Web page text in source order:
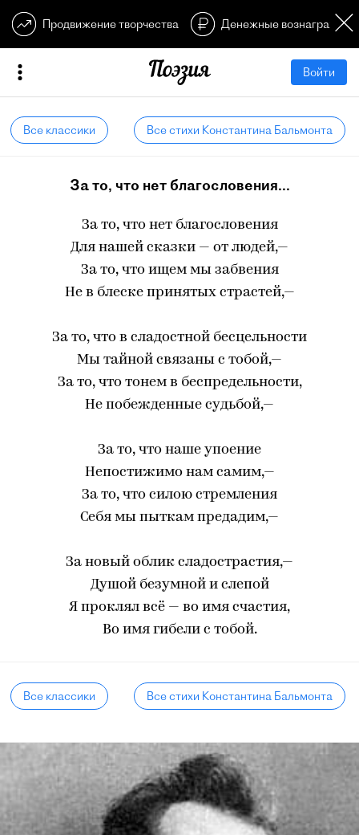
Продвижение творчества Денежные
Войти
Все классики Все стихи Константина Бальмонта
За то, что нет благословения...
За то, что нет благословения
Для нашей сказки — от людей,—
За то, что ищем мы забвения
Не в блеске принятых страстей,—
За то, что в сладостной бесцельности
Мы тайной связаны с тобой,—
За то, что тонем в беспредельности,
Не побежденные судьбой,—
За то, что наше упоение
Непостижимо нам самим,—
За то, что силою стремления
Себя мы пыткам предадим,—
За новый облик сладострастия,—
Душой безумной и слепой
Я проклял всё — во имя счастия,
Во имя гибели с тобой.
Все классики Все стихи Константина Бальмонта